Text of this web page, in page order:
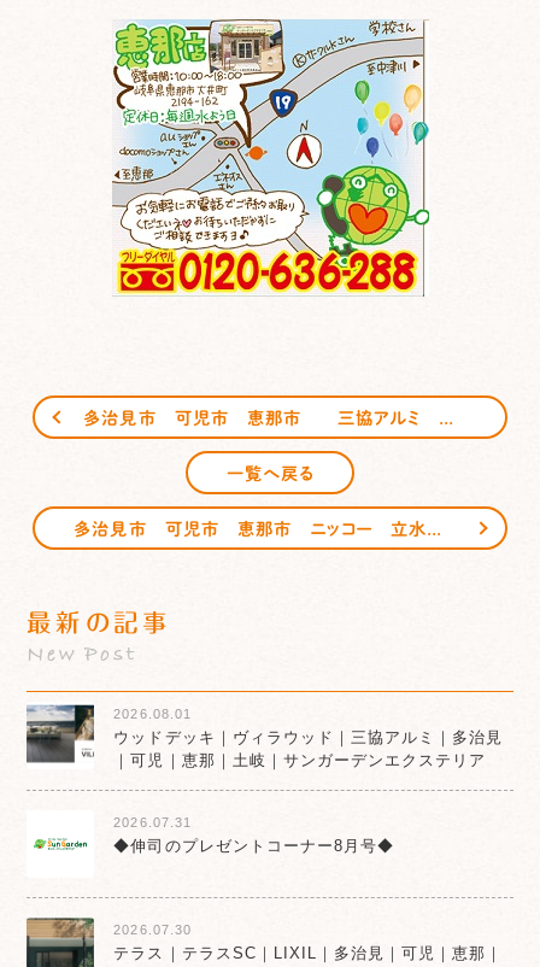
一覧へ戻る
最新の記事
New Post
2026.08.01
ウッドデッキ｜ヴィラウッド｜三協アルミ｜多治見
｜可児｜恵那｜土岐｜サンガーデンエクステリア
2026.07.31
◆伸司のプレゼントコーナー8月号◆
2026.07.30
テラス｜テラスSC｜LIXIL｜多治見｜可児｜恵那｜